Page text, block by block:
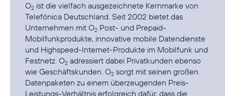
O2 ist die vielfach ausgezeichnete Kernmarke von
Telefónica Deutschland. Seit 2002 bietet das
Unternehmen mit O2 Post- und Prepaid-
Mobilfunkprodukte, innovative mobile Datendienste
und Highspeed-Internet-Produkte im Mobilfunk und
Festnetz. O2 adressiert dabei Privatkunden ebenso
wie Geschäftskunden. O2 sorgt mit seinen großen
Datenpaketen zu einem überzeugenden Preis-
Leistungs-Verhältnis erfolgreich dafür, dass die